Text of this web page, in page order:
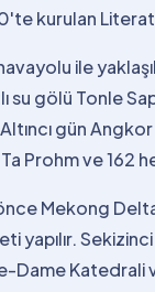
kurulan
ile
su gölü Tonle
gün
Prohm ve 162
Mekong
yapılır.
Dame Katedrali